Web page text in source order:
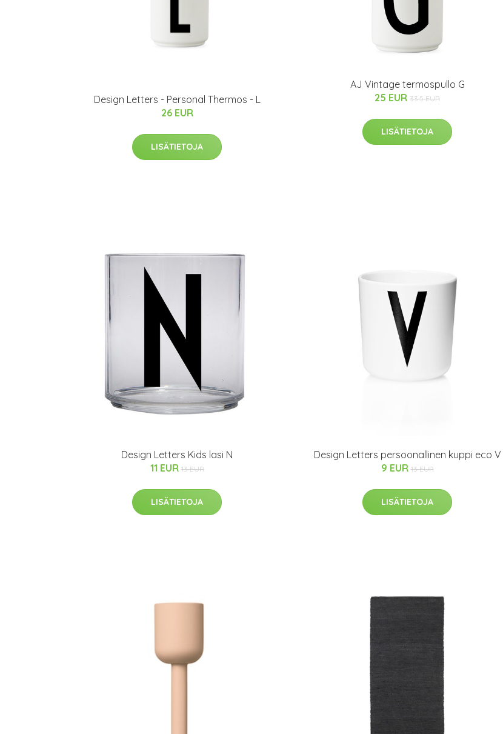
Design Letters - Personal Thermos - L
26 EUR
LISÄTIETOJA
AJ Vintage termospullo G
25 EUR 33.5 EUR
LISÄTIETOJA
Design Letters Kids lasi N
11 EUR 13 EUR
LISÄTIETOJA
Design Letters persoonallinen kuppi eco V
9 EUR 13 EUR
LISÄTIETOJA